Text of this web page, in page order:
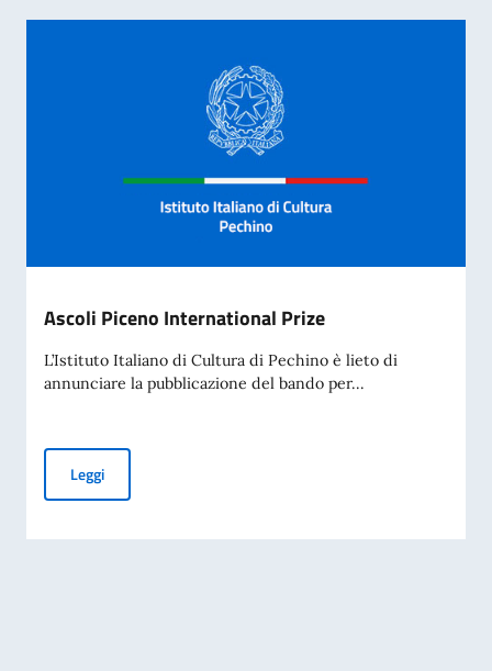
Ascoli Piceno International Prize
L’Istituto Italiano di Cultura di Pechino è lieto di
annunciare la pubblicazione del bando per...
LeggiAscoli Piceno International Prize